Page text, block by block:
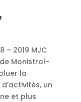
– 2019 MJC
Monistrol-
la
un
et plus